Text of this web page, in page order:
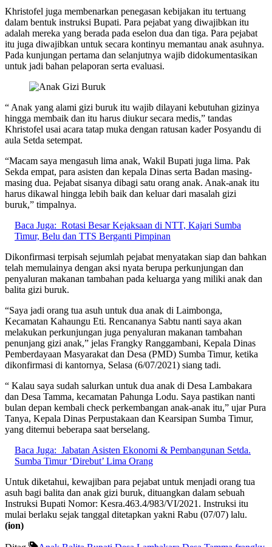
Khristofel juga membenarkan penegasan kebijakan itu tertuang
dalam bentuk instruksi Bupati. Para pejabat yang diwajibkan itu
adalah mereka yang berada pada eselon dua dan tiga. Para pejabat
itu juga diwajibkan untuk secara kontinyu memantau anak asuhnya.
Pada kunjungan pertama dan selanjutnya wajib didokumentasikan
untuk jadi bahan pelaporan serta evaluasi.
“ Anak yang alami gizi buruk itu wajib dilayani kebutuhan gizinya
hingga membaik dan itu harus diukur secara medis,” tandas
Khristofel usai acara tatap muka dengan ratusan kader Posyandu di
aula Setda setempat.
“Macam saya mengasuh lima anak, Wakil Bupati juga lima. Pak
Sekda empat, para asisten dan kepala Dinas serta Badan masing-
masing dua. Pejabat sisanya dibagi satu orang anak. Anak-anak itu
harus dikawal hingga lebih baik dan keluar dari masalah gizi
buruk,” timpalnya.
Baca Juga: Rotasi Besar Kejaksaan di NTT, Kajari Sumba
Timur, Belu dan TTS Berganti Pimpinan
Dikonfirmasi terpisah sejumlah pejabat menyatakan siap dan bahkan
telah memulainya dengan aksi nyata berupa perkunjungan dan
penyaluran makanan tambahan pada keluarga yang miliki anak dan
balita gizi buruk.
“Saya jadi orang tua asuh untuk dua anak di Laimbonga,
Kecamatan Kahaungu Eti. Rencananya Sabtu nanti saya akan
melakukan perkunjungan juga penyaluran makanan tambahan
penunjang gizi anak,” jelas Frangky Ranggambani, Kepala Dinas
Pemberdayaan Masyarakat dan Desa (PMD) Sumba Timur, ketika
dikonfirmasi di kantornya, Selasa (6/07/2021) siang tadi.
“ Kalau saya sudah salurkan untuk dua anak di Desa Lambakara
dan Desa Tamma, kecamatan Pahunga Lodu. Saya pastikan nanti
bulan depan kembali check perkembangan anak-anak itu,” ujar Pura
Tanya, Kepala Dinas Perpustakaan dan Kearsipan Sumba Timur,
yang ditemui beberapa saat berselang.
Baca Juga: Jabatan Asisten Ekonomi & Pembangunan Setda.
Sumba Timur ‘Direbut’ Lima Orang
Untuk diketahui, kewajiban para pejabat untuk menjadi orang tua
asuh bagi balita dan anak gizi buruk, dituangkan dalam sebuah
Instruksi Bupati Nomor: Kesra.463.4/983/VI/2021. Instruksi itu
mulai berlaku sejak tanggal ditetapkan yakni Rabu (07/07) lalu.
(ion)